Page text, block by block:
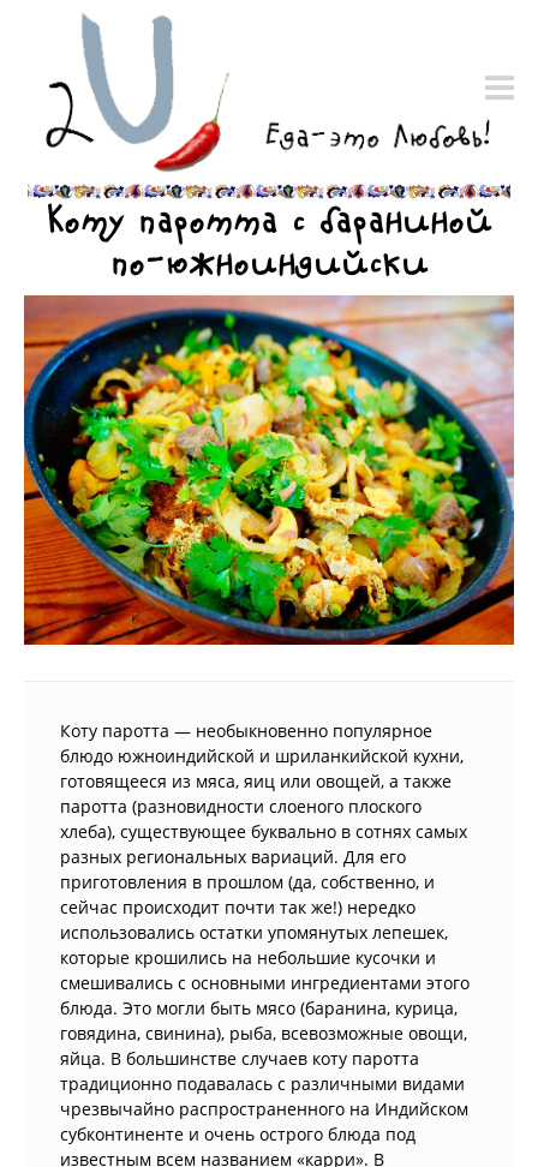
Коту паротта с бараниной
по-южноиндийски
Коту паротта — необыкновенно популярное
блюдо южноиндийской и шриланкийской кухни,
готовящееся из мяса, яиц или овощей, а также
паротта (разновидности слоеного плоского
хлеба), существующее буквально в сотнях самых
разных региональных вариаций. Для его
приготовления в прошлом (да, собственно, и
сейчас происходит почти так же!) нередко
использовались остатки упомянутых лепешек,
которые крошились на небольшие кусочки и
смешивались с основными ингредиентами этого
блюда. Это могли быть мясо (баранина, курица,
говядина, свинина), рыба, всевозможные овощи,
яйца. В большинстве случаев коту паротта
традиционно подавалась с различными видами
чрезвычайно распространенного на Индийском
субконтиненте и очень острого блюда под
известным всем названием «карри». В